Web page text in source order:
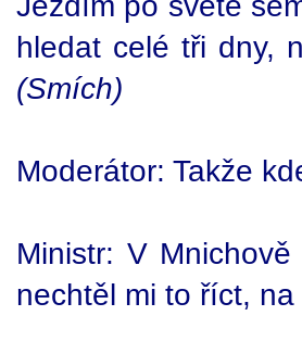
hledat celé tři dny,
(Smích)
Moderátor: Takže
Ministr: V
nechtěl mi to říct,